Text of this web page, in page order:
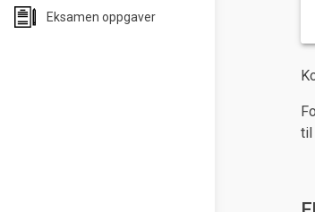
Eksamen oppgaver
til